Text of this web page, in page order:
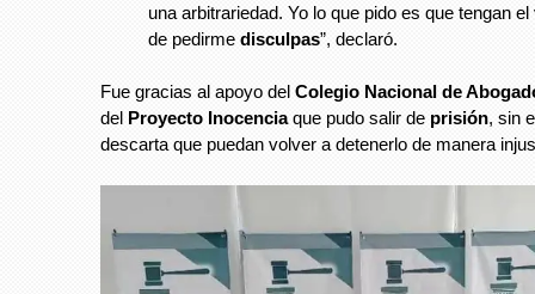
una arbitrariedad. Yo lo que pido es que tengan
de pedirme disculpas”, declaró.
Fue gracias al apoyo del Colegio Nacional de
del Proyecto Inocenciaque pudo salir de prisión, sin
descarta que puedan volver a detenerlo de manera